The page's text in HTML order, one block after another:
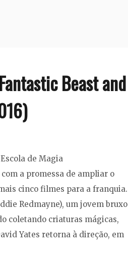
Beast and
de Magia
a promessa de ampliar o
cinco filmes para a franquia.
Redmayne), um jovem bruxo
coletando criaturas mágicas,
Yates retorna à direção, em